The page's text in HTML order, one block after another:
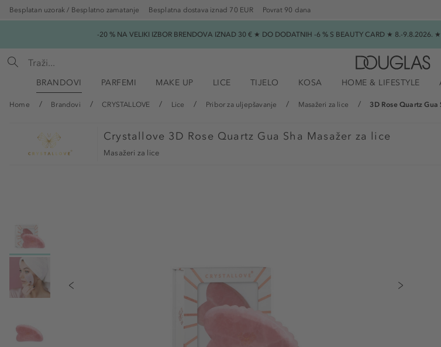
Besplatan uzorak / Besplatno zamatanje Besplatna dostava iznad 70 EUR Povrat 90 dana
-20 % NA VELIKI IZBOR BRENDOVA IZNAD 30 € ★ DO DODATNIH -6 % S BEAUTY CARD ★ 8.-9.8.2026.
BRANDOVI PARFEMI MAKE UP LICE TIJELO KOSA HOME & LIFESTYLE
Home Brandovi CRYSTALLOVE Lice Pribor za uljepšavanje Masažeri za lice 3D Rose Quartz Gua
Crystallove 3D Rose Quartz Gua Sha Masažer za lice
Masažeri za lice